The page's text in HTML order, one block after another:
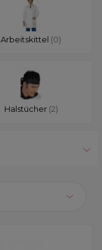
Arbeitskittel (0)
Halstücher (2)